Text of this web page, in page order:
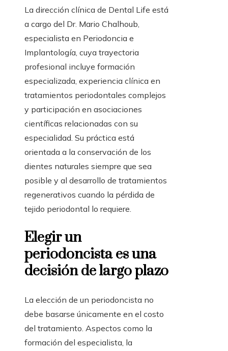
La dirección clínica de Dental Life está
a cargo del Dr. Mario Chalhoub,
especialista en Periodoncia e
Implantología, cuya trayectoria
profesional incluye formación
especializada, experiencia clínica en
tratamientos periodontales complejos
y participación en asociaciones
científicas relacionadas con su
especialidad. Su práctica está
orientada a la conservación de los
dientes naturales siempre que sea
posible y al desarrollo de tratamientos
regenerativos cuando la pérdida de
tejido periodontal lo requiere.
Elegir un
periodoncista es una
decisión de largo plazo
La elección de un periodoncista no
debe basarse únicamente en el costo
del tratamiento. Aspectos como la
formación del especialista, la